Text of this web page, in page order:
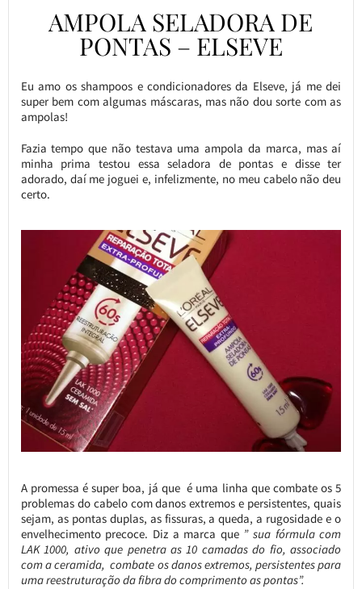
AMPOLA SELADORA DE
PONTAS – ELSEVE
Eu amo os shampoos e condicionadores da Elseve, já me dei
super bem com algumas máscaras, mas não dou sorte com as
ampolas!
Fazia tempo que não testava uma ampola da marca, mas aí
minha prima testou essa seladora de pontas e disse ter
adorado, daí me joguei e, infelizmente, no meu cabelo não deu
certo.
A promessa é super boa, já que é uma linha que combate os 5
problemas do cabelo com danos extremos e persistentes, quais
sejam, as pontas duplas, as fissuras, a queda, a rugosidade e o
envelhecimento precoce. Diz a marca que ” sua fórmula com
LAK 1000, ativo que penetra as 10 camadas do fio, associado
com a ceramida, combate os danos extremos, persistentes para
uma reestruturação da fibra do comprimento as pontas”.